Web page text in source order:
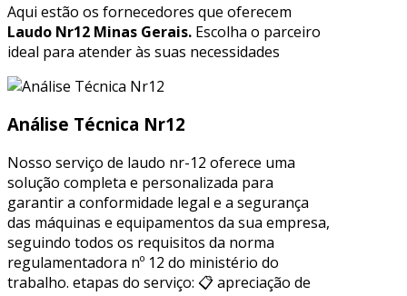
Aqui estão os fornecedores que oferecem
Laudo Nr12 Minas Gerais. Escolha o parceiro
ideal para atender às suas necessidades
Análise Técnica Nr12
Nosso serviço de laudo nr-12 oferece uma
solução completa e personalizada para
garantir a conformidade legal e a segurança
das máquinas e equipamentos da sua empresa,
seguindo todos os requisitos da norma
regulamentadora nº 12 do ministério do
trabalho. etapas do serviço: 📋 apreciação de